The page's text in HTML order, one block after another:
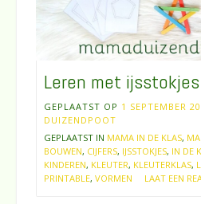
Leren met ijsstokjes
GEPLAATST OP 1 SEPTEMBER
DUIZENDPOOT
GEPLAATST IN MAMA IN DE KLAS,
BOUWEN, CIJFERS, IJSSTOKJES, IN DE
KINDEREN, KLEUTER, KLEUTERKLAS,
PRINTABLE, VORMEN LAAT EEN